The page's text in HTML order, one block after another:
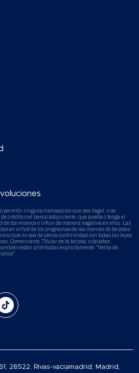
permitir ninguna transacción que sea ilegal, o se
crédito o el banco adquiriente, que pueda o tenga el
los mismos o influir de manera negativa en ellos. Las
en virtud de los programas de las marcas de tarjetas:
que no sea de plena conformidad con todas las leyes
Comerciante, Titular de la tarjeta, o tarjetas.
están prohibidas explícitamente: "Venta de
años"
28522, Rivas-vaciamadrid, Madrid,